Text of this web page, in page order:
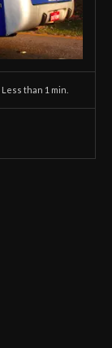
Less than 1 min.